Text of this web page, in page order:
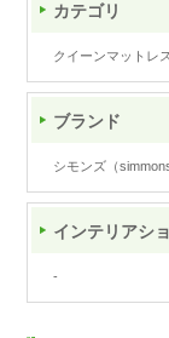
カテゴリ
クイーンマットレス
ブランド
シモンズ（simmons
インテリアシ
-